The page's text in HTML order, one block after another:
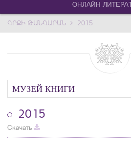
ОНЛАЙН
ԳՐՔԻ ԹԱՆԳԱՐԱՆ 2015
МУЗЕЙ КНИГИ
2015
Скачать